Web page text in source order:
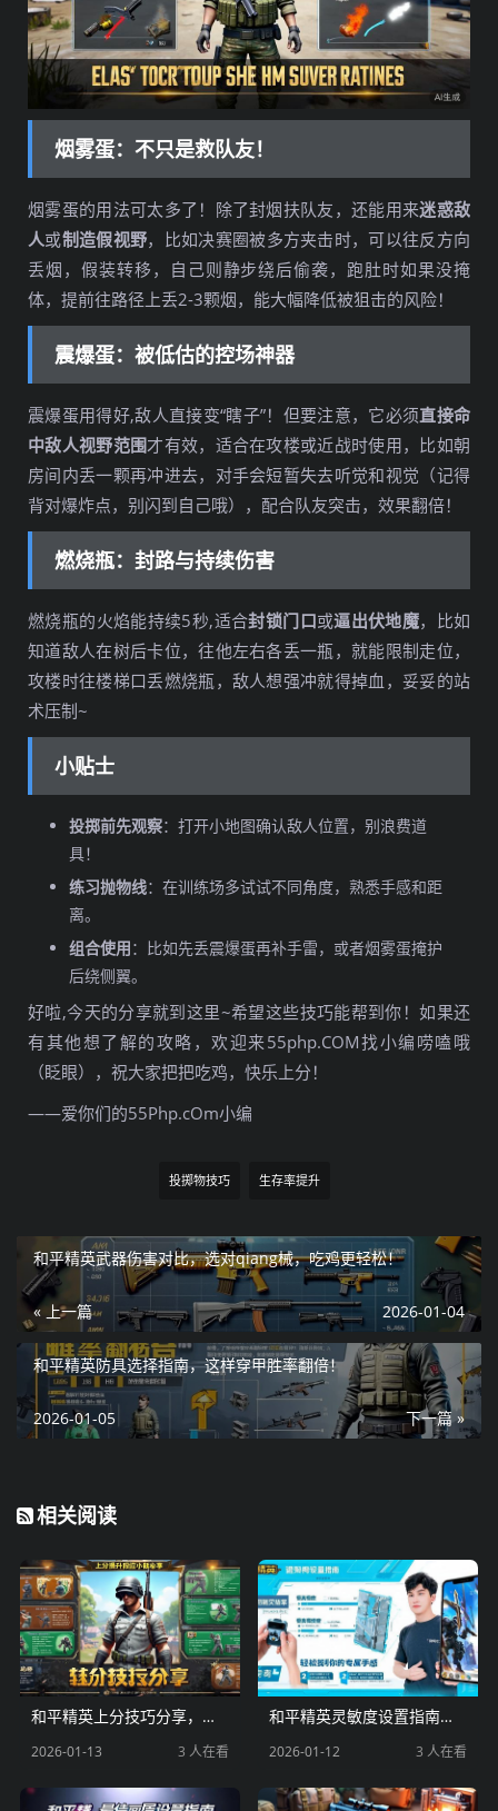
烟雾蛋：不只是救队友！
烟雾蛋的用法可太多了！除了封烟扶队友，还能用来迷惑敌
人或制造假视野，比如决赛圈被多方夹击时，可以往反方向
丢烟，假装转移，自己则静步绕后偷袭，跑肚时如果没掩
体，提前往路径上丢2-3颗烟，能大幅降低被狙击的风险！
震爆蛋：被低估的控场神器
震爆蛋用得好,敌人直接变“瞎子”！但要注意，它必须直接命
中敌人视野范围才有效，适合在攻楼或近战时使用，比如朝
房间内丢一颗再冲进去，对手会短暂失去听觉和视觉（记得
背对爆炸点，别闪到自己哦），配合队友突击，效果翻倍！
燃烧瓶：封路与持续伤害
燃烧瓶的火焰能持续5秒,适合封锁门口或逼出伏地魔，比如
知道敌人在树后卡位，往他左右各丢一瓶，就能限制走位，
攻楼时往楼梯口丢燃烧瓶，敌人想强冲就得掉血，妥妥的站
术压制~
小贴士
投掷前先观察：打开小地图确认敌人位置，别浪费道
具！
练习抛物线：在训练场多试试不同角度，熟悉手感和距
离。
组合使用：比如先丢震爆蛋再补手雷，或者烟雾蛋掩护
后绕侧翼。
好啦,今天的分享就到这里~希望这些技巧能帮到你！如果还
有其他想了解的攻略，欢迎来55php.COM找小编唠嗑哦
（眨眼），祝大家把把吃鸡，快乐上分！
——爱你们的55Php.cOm小编
投掷物技巧 生存率提升
和平精英武器伤害对比，选对qiang械，吃鸡更轻松！
« 上一篇 2026-01-04
和平精英防具选择指南，这样穿甲胜率翻倍！
下一篇 »
2026-01-05
相关阅读
和平精英上分技巧分享，轻松提升段位的小秘密
2026-01-13 3 人在看
和平精英灵敏度设置指南，轻松找到你的专属手感
2026-01-12 3 人在看